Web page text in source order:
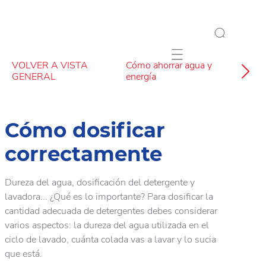
Mobile navigation
VOLVER A VISTA
GENERAL
Cómo ahorrar agua y
energía
Cómo dosificar
correctamente
Dureza del agua, dosificación del detergente y
lavadora... ¿Qué es lo importante? Para dosificar la
cantidad adecuada de detergentes debes considerar
varios aspectos: la dureza del agua utilizada en el
ciclo de lavado, cuánta colada vas a lavar y lo sucia
que está.